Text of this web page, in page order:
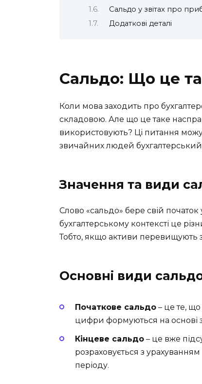
Сальдо у звітах про
Додаткові деталі
Сальдо: Що це
Коли мова заходить про
складовою. Але що це таке
використовують? Ці питання
звичайних людей бухгалтерський
Значення та види
Слово «сальдо» бере свій
бухгалтерському контексті це
Тобто, якщо активи перевищують
Основні види
Початкове сальдо – це те, що
цифри формуються на основі
Кінцеве сальдо – це вже
розраховується з урахуванням
періоду.